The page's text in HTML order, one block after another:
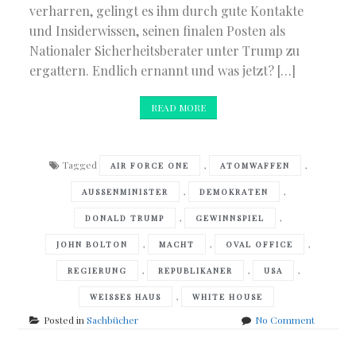
verharren, gelingt es ihm durch gute Kontakte
und Insiderwissen, seinen finalen Posten als
Nationaler Sicherheitsberater unter Trump zu
ergattern. Endlich ernannt und was jetzt? […]
READ MORE
Tagged AIR FORCE ONE , ATOMWAFFEN ,
AUSSENMINISTER , DEMOKRATEN ,
DONALD TRUMP , GEWINNSPIEL ,
JOHN BOLTON , MACHT , OVAL OFFICE ,
REGIERUNG , REPUBLIKANER , USA ,
WEISSES HAUS , WHITE HOUSE
Posted inSachbücher No Commenton